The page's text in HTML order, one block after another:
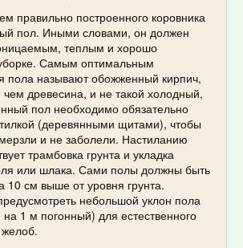
правильно построенного коровника
пол. Иными словами, он должен
теплым и хорошо
Самым оптимальным
пола называют обожженный кирпич,
древесина, и не такой холодный,
пол необходимо обязательно
(деревянными щитами), чтобы
и не заболели. Настиланию
трамбовка грунта и укладка
или шлака. Сами полы должны быть
10 см выше от уровня грунта.
небольшой уклон пола
1 м погонный) для естественного
желоб.